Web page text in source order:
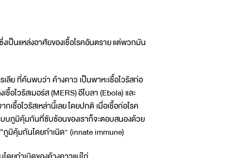
ป็นแหล่งอาศัยของเชื้อโรคอันตราย แต่พวกมัน
ลีย ที่ค้นพบว่า ค้างคาว เป็นพาหะเชื้อไวรัสก่อ
ไวรัสเมอร์ส (MERS) อีโบลา (Ebola) และ
เชื้อไวรัสเหล่านี้เลย โดยปกติ เมื่อเชื้อก่อโรค
บบภูมิคุ้มกันที่ซับซ้อนของเราก็จะตอบสนองด้วย
มิคุ้มกันโดยกำเนิด" (innate immune)